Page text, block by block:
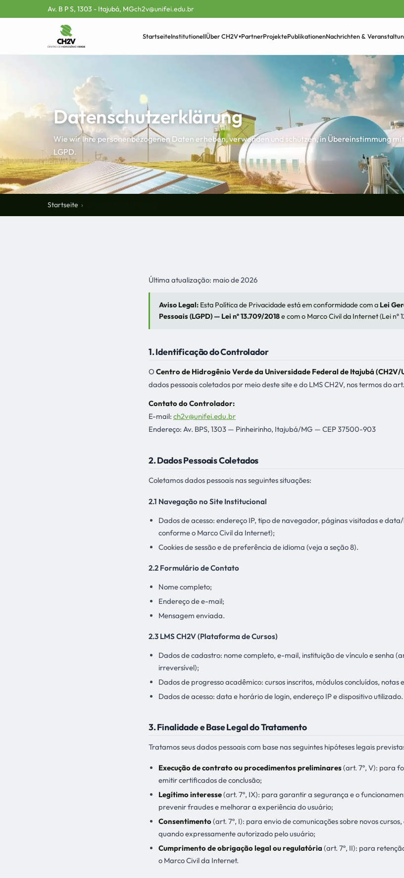
Av. B P S, 1303 - Itajubá, MGch2v@unifei.edu.br
StartseiteInstitutionellÜber CH2V▾PartnerProjektePublikationenNachrichten &
Datenschutzerklärung
Wie wir Ihre personenbezogenen Daten erheben, verwenden und schützen, in Übereinstimmung
LGPD.
Startseite
Última atualização: maio de 2026
Aviso Legal: Esta Política de Privacidade está em conformidade com a Lei
Pessoais (LGPD) — Lei nº 13.709/2018e com o Marco Civil da Internet (Lei nº
1. Identificação do Controlador
O Centro de Hidrogênio Verde da Universidade Federal de Itajubá (CH2V/
dados pessoais coletados por meio deste site e do LMS CH2V, nos termos do
Contato do Controlador:
E-mail: ch2v@unifei.edu.br
Endereço: Av. BPS, 1303 — Pinheirinho, Itajubá/MG — CEP 37500-903
2. Dados Pessoais Coletados
Coletamos dados pessoais nas seguintes situações:
2.1 Navegação no Site Institucional
Dados de acesso: endereço IP, tipo de navegador, páginas visitadas e
conforme o Marco Civil da Internet);
Cookies de sessão e de preferência de idioma (veja a seção 8).
2.2 Formulário de Contato
Nome completo;
Endereço de e-mail;
Mensagem enviada.
2.3 LMS CH2V (Plataforma de Cursos)
Dados de cadastro: nome completo, e-mail, instituição de vínculo e senha
irreversível);
Dados de progresso acadêmico: cursos inscritos, módulos concluídos, notas
Dados de acesso: data e horário de login, endereço IP e dispositivo utilizado.
3. Finalidade e Base Legal do Tratamento
Tratamos seus dados pessoais com base nas seguintes hipóteses legais
Execução de contrato ou procedimentos preliminares(art. 7º, V): para
emitir certificados de conclusão;
Legítimo interesse(art. 7º, IX): para garantir a segurança e o
prevenir fraudes e melhorar a experiência do usuário;
Consentimento(art. 7º, I): para envio de comunicações sobre novos
quando expressamente autorizado pelo usuário;
Cumprimento de obrigação legal ou regulatória (art. 7º, II): para
o Marco Civil da Internet.